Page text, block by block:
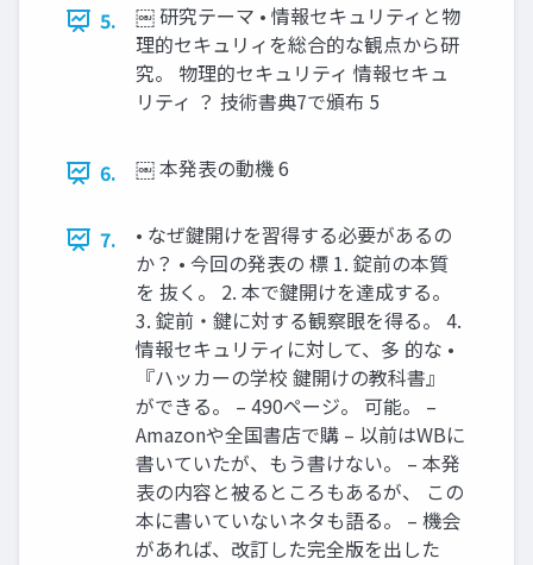
5.
￼ 研究テーマ • 情報セキュリティと物
理的セキュリィを総合的な観点から研
究。 物理的セキュリティ 情報セキュ
リティ ？ 技術書典7で頒布 5
6. ￼ 本発表の動機 6
7.
• なぜ鍵開けを習得する必要があるの
か？ • 今回の発表の 標 1. 錠前の本質
を 抜く。 2. 本で鍵開けを達成する。
3. 錠前・鍵に対する観察眼を得る。 4.
情報セキュリティに対して、多 的な •
『ハッカーの学校 鍵開けの教科書』
ができる。 – 490ページ。 可能。 –
Amazonや全国書店で購 – 以前はWBに
書いていたが、もう書けない。 – 本発
表の内容と被るところもあるが、 この
本に書いていないネタも語る。 – 機会
があれば、改訂した完全版を出した